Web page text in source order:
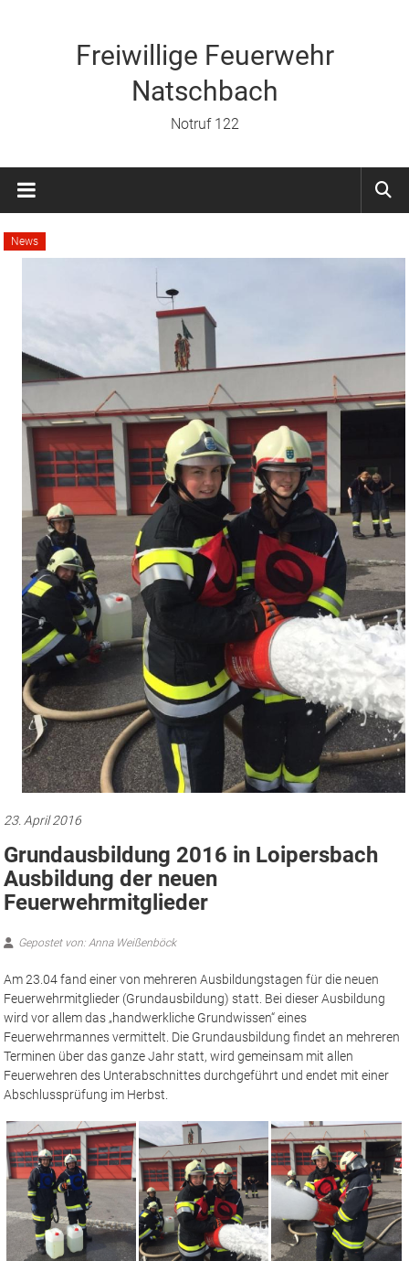
Freiwillige Feuerwehr
Natschbach
Notruf 122
News
23. April 2016
Grundausbildung 2016 in Loipersbach
Ausbildung der neuen
Feuerwehrmitglieder
Gepostet von: Anna Weißenböck
Am 23.04 fand einer von mehreren Ausbildungstagen für die neuen
Feuerwehrmitglieder (Grundausbildung) statt. Bei dieser Ausbildung
wird vor allem das „handwerkliche Grundwissen“ eines
Feuerwehrmannes vermittelt. Die Grundausbildung findet an mehreren
Terminen über das ganze Jahr statt, wird gemeinsam mit allen
Feuerwehren des Unterabschnittes durchgeführt und endet mit einer
Abschlussprüfung im Herbst.